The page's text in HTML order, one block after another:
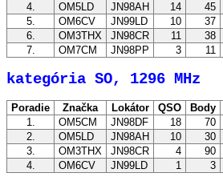
4.
OM5LD JN98AH 14 45
5.
OM6CV JN99LD 10 37
6.
OM3THX JN98CR 11 38
7.
OM7CM JN98PP 3 11
kategória SO, 1296 MHz
Poradie Značka Lokátor QSO Body
1.
OM5CM JN98DF 18 70
2.
OM5LD JN98AH 10 30
3.
OM3THX JN98CR 4 90
4.
OM6CV JN99LD 1 3